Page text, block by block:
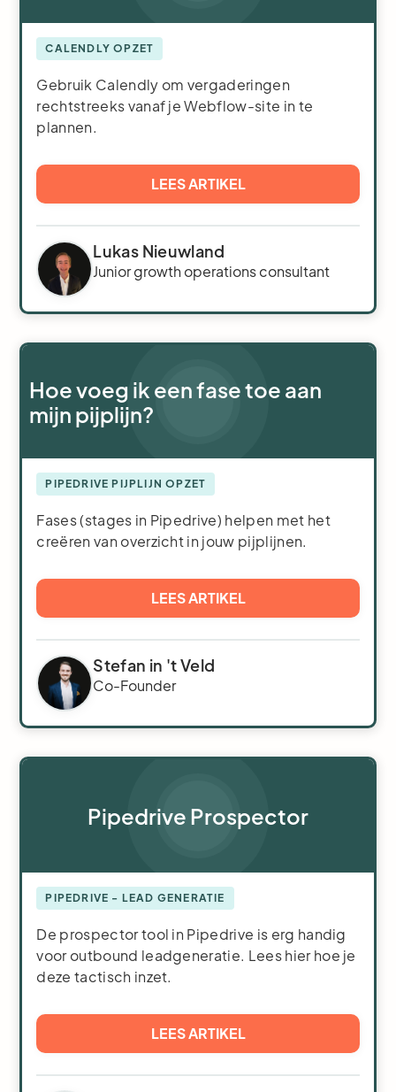
CALENDLY OPZET
Gebruik Calendly om vergaderingen
rechtstreeks vanaf je Webflow-site in te
plannen.
LEES ARTIKEL
Lukas Nieuwland
Junior growth operations consultant
Hoe voeg ik een fase toe aan
mijn pijplijn?
PIPEDRIVE PIJPLIJN OPZET
Fases (stages in Pipedrive) helpen met het
creëren van overzicht in jouw pijplijnen.
LEES ARTIKEL
Stefan in 't Veld
Co-Founder
Pipedrive Prospector
PIPEDRIVE - LEAD GENERATIE
De prospector tool in Pipedrive is erg handig
voor outbound leadgeneratie. Lees hier hoe je
deze tactisch inzet.
LEES ARTIKEL